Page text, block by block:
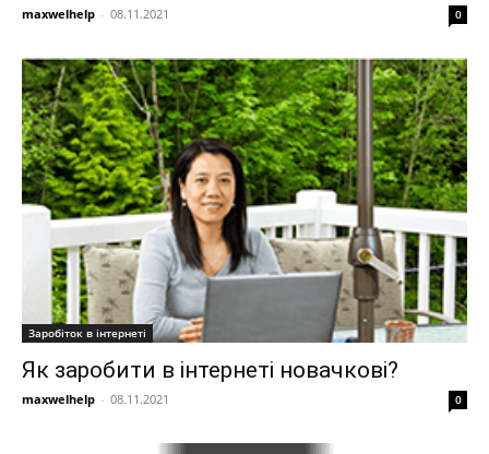
maxwelhelp - 08.11.2021 0
Заробіток в інтернеті
Як заробити в інтернеті новачкові?
maxwelhelp - 08.11.2021 0